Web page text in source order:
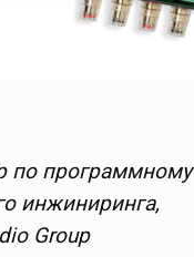
по
инжиниринга,
Group